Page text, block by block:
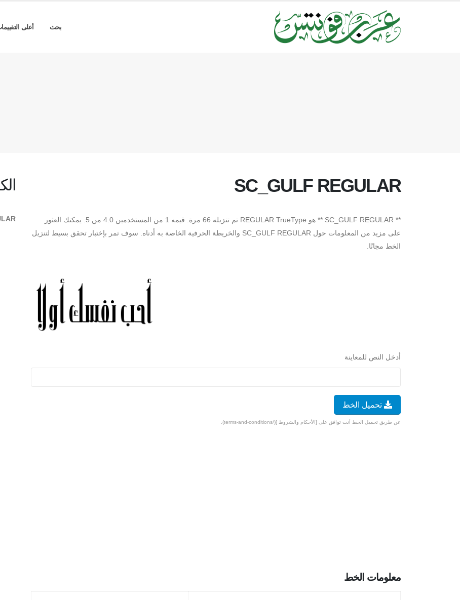
بحث أعلى
SC_GULF REGULAR
** SC_GULF REGULAR ** هو REGULAR TrueType تم تنزيله 66 مرة. قيمه 1 من المستخدمين 4.0 من 5. يمكنك العثور
على مزيد من المعلومات حول SC_GULF REGULAR والخريطة الحرفية الخاصة به أدناه. سوف تمر بإختبار تحقق بسيط لتنزيل
الخط مجانًا.
أدخل النص للمعاينة
تحميل الخط
عن طريق تحميل الخط أنت توافق على [الأحكام والشروط ](/terms-and-conditions).
معلومات الخط